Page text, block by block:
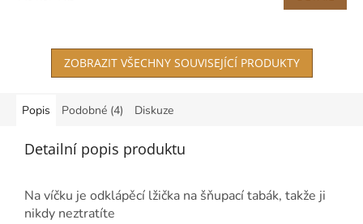
ZOBRAZIT VŠECHNY SOUVISEJÍCÍ PRODUKTY
Popis Podobné (4) Diskuze
Detailní popis produktu
Na víčku je odklápěcí lžička na šňupací tabák, takže ji
nikdy neztratíte